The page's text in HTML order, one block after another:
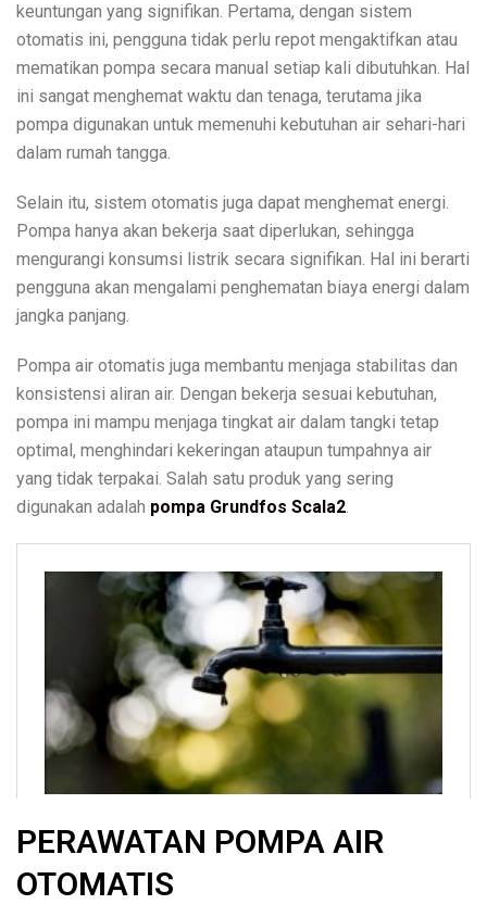
keuntungan yang signifikan. Pertama, dengan sistem
otomatis ini, pengguna tidak perlu repot mengaktifkan atau
mematikan pompa secara manual setiap kali dibutuhkan. Hal
ini sangat menghemat waktu dan tenaga, terutama jika
pompa digunakan untuk memenuhi kebutuhan air sehari-hari
dalam rumah tangga.
Selain itu, sistem otomatis juga dapat menghemat energi.
Pompa hanya akan bekerja saat diperlukan, sehingga
mengurangi konsumsi listrik secara signifikan. Hal ini berarti
pengguna akan mengalami penghematan biaya energi dalam
jangka panjang.
Pompa air otomatis juga membantu menjaga stabilitas dan
konsistensi aliran air. Dengan bekerja sesuai kebutuhan,
pompa ini mampu menjaga tingkat air dalam tangki tetap
optimal, menghindari kekeringan ataupun tumpahnya air
yang tidak terpakai. Salah satu produk yang sering
digunakan adalah pompa Grundfos Scala2.
PERAWATAN POMPA AIR
OTOMATIS